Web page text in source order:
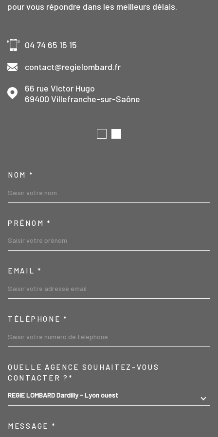
pour vous répondre dans les meilleurs délais.
04 74 65 15 15
contact@regielombard.fr
66 rue Victor Hugo
69400
Villefranche-sur-Saône
NOM *
PRÉNOM *
EMAIL *
TÉLÉPHONE *
QUELLE AGENCE SOUHAITEZ-VOUS
CONTACTER ?*
REGIE LOMBARD Dardilly - Lyon ouest
MESSAGE *